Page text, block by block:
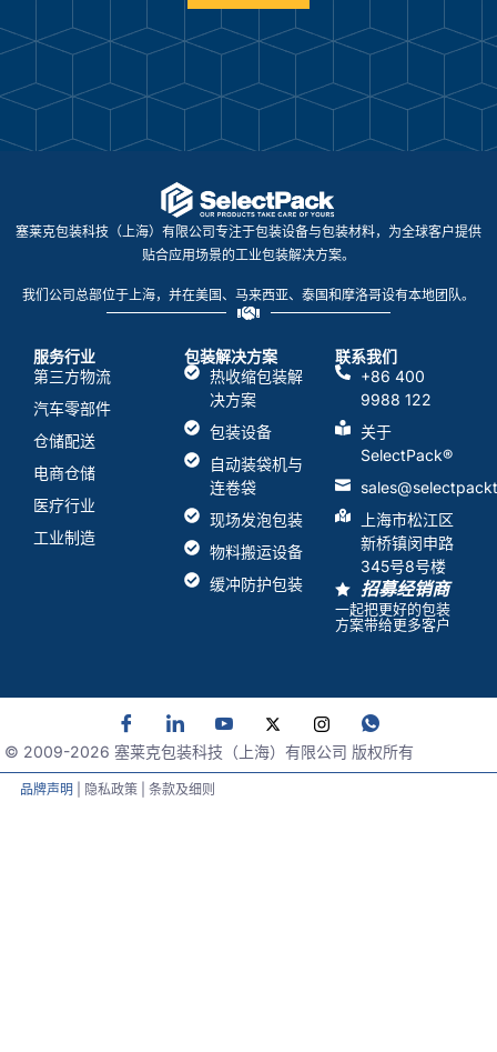
塞莱克包装科技（上海）有限公司专注于包装设备与包装材料，为全球客户提供
贴合应用场景的工业包装解决方案。
我们公司总部位于上海，并在美国、马来西亚、泰国和摩洛哥设有本地团队。
服务行业
第三方物流
汽车零部件
仓储配送
电商仓储
医疗行业
工业制造
包装解决方案
热收缩包装解
决方案
包装设备
自动装袋机与
连卷袋
现场发泡包装
物料搬运设备
缓冲防护包装
联系我们
+86 400
9988 122
关于
SelectPack®
上海市松江区
新桥镇闵申路
345号8号楼
招募经销商
一起把更好的包装
方案带给更多客户
© 2009-2026 塞莱克包装科技（上海）有限公司 版权所有
品牌声明 | 隐私政策 | 条款及细则